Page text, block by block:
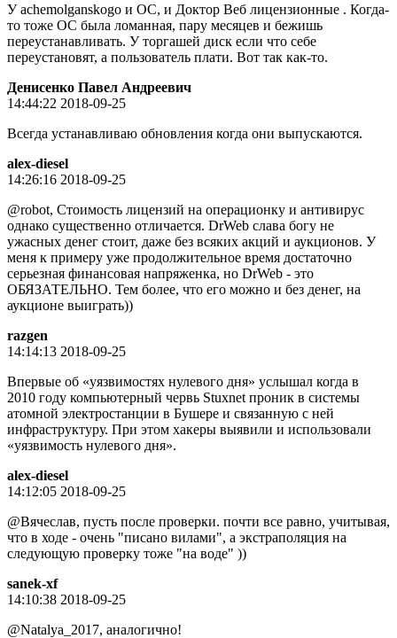
У achemolganskogo и ОС, и Доктор Веб лицензионные . Когда-
то тоже ОС была ломанная, пару месяцев и бежишь
переустанавливать. У торгашей диск если что себе
переустановят, а пользователь плати. Вот так как-то.
Денисенко Павел Андреевич
14:44:22 2018-09-25
Всегда устанавливаю обновления когда они выпускаются.
alex-diesel
14:26:16 2018-09-25
@robot, Стоимость лицензий на операционку и антивирус
однако существенно отличается. DrWeb слава богу не
ужасных денег стоит, даже без всяких акций и аукционов. У
меня к примеру уже продолжительное время достаточно
серьезная финансовая напряженка, но DrWeb - это
ОБЯЗАТЕЛЬНО. Тем более, что его можно и без денег, на
аукционе выиграть))
razgen
14:14:13 2018-09-25
Впервые об «уязвимостях нулевого дня» услышал когда в
2010 году компьютерный червь Stuxnet проник в системы
атомной электростанции в Бушере и связанную с ней
инфраструктуру. При этом хакеры выявили и использовали
«уязвимость нулевого дня».
alex-diesel
14:12:05 2018-09-25
@Вячeслaв, пусть после проверки. почти все равно, учитывая,
что в ходе - очень "писано вилами", а экстраполяция на
следующую проверку тоже "на воде" ))
sanek-xf
14:10:38 2018-09-25
@Natalya_2017, аналогично!